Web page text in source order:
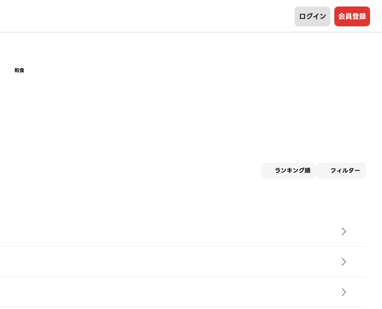
ログイン 会員登録
和食
ランキング順 フィルター